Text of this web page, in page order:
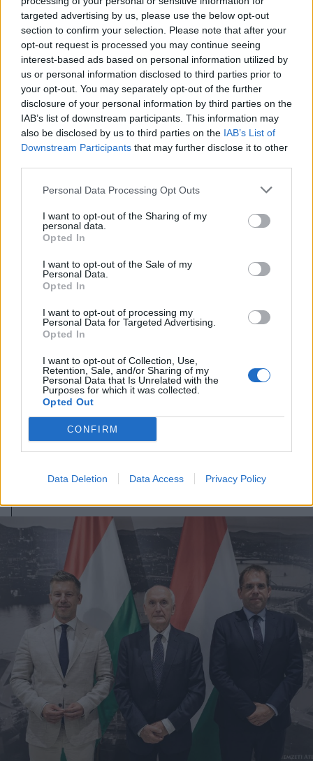
targeted advertising by us, please use the below opt-out
section to confirm your selection. Please note that after your
opt-out request is processed you may continue seeing
interest-based ads based on personal information utilized by
us or personal information disclosed to third parties prior to
your opt-out. You may separately opt-out of the further
disclosure of your personal information by third parties on the
IAB’s list of downstream participants. This information may
also be disclosed by us to third parties on the IAB’s List of
Downstream Participants that may further disclose it to other
Personal Data Processing Opt Outs
I want to opt-out of the Sharing of my
personal data.
Opted In
I want to opt-out of the Sale of my
Personal Data.
Opted In
I want to opt-out of processing my
Personal Data for Targeted Advertising.
Opted In
I want to opt-out of Collection, Use,
Retention, Sale, and/or Sharing of my
Personal Data that Is Unrelated with the
Purposes for which it was collected.
Opted Out
CONFIRM
Data Deletion Data Access Privacy Policy
2026. augusztus 10., hétfő
Az amerikai kormány új
fegyvereket kér a beszállítóktól az
iráni háborúban kimerült készletek
pótlására
2026. augusztus 08., szombat
A román radarok nem észlelték a
végül Bulgáriában felrobbant drónt